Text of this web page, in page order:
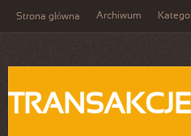
Strona główna Archiwum
TRANSAKCJE